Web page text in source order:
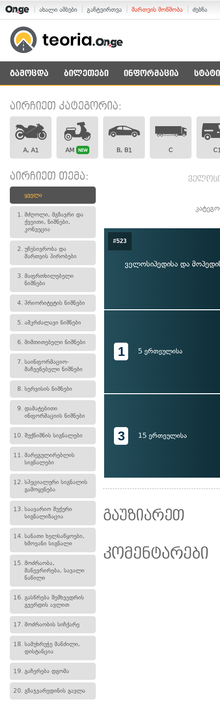
ახალი ამბები განტვირთვა მართვის მოწმობა ძებნა
გამოცდა ბილეთები ინფორმაცია
აირჩიეთ კატეგორია:
A, A1 AM NEW B, B1 C
აირჩიეთ თემა:
ყველა
1. მძღოლი, მგზავრი და
ქვეითი, ნიშნები,
კონვეცია
2. უწესივრობა და
მართვის პირობები
3. მაფრთხილებელი
ნიშნები
4. პრიორიტეტის ნიშნები
5. ამკრძალავი ნიშნები
6. მიმთითებელი ნიშნები
7. საინფორმაციო-
მაჩვენებელი ნიშნები
8. სერვისის ნიშნები
9. დამატებითი
ინფორმაციის ნიშნები
10. შუქნიშნის სიგნალები
11. მარეგულირებლის
სიგნალები
12. სპეციალური სიგნალის
გამოყენება
13. საავარიო შუქური
სიგნალიზაცია
14. სანათი ხელსაწყოები,
ხმოვანი სიგნალი
15. მოძრაობა,
მანევრირება, სავალი
ნაწილი
16. გასწრება შემხვედრის
გვერდის ავლით
17. მოძრაობის სიჩქარე
18. სამუხრუჭე მანძილი,
დისტანცია
19. გაჩერება დგომა
20. გზაჯვარედინის გავლა
#523
ველოსიპედისა და
1 5 ერთეულისა
3 15 ერთეულისა
გაუზიარეთ
კომენტარები